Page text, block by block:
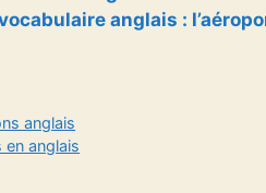
anglais :
anglais
en anglais